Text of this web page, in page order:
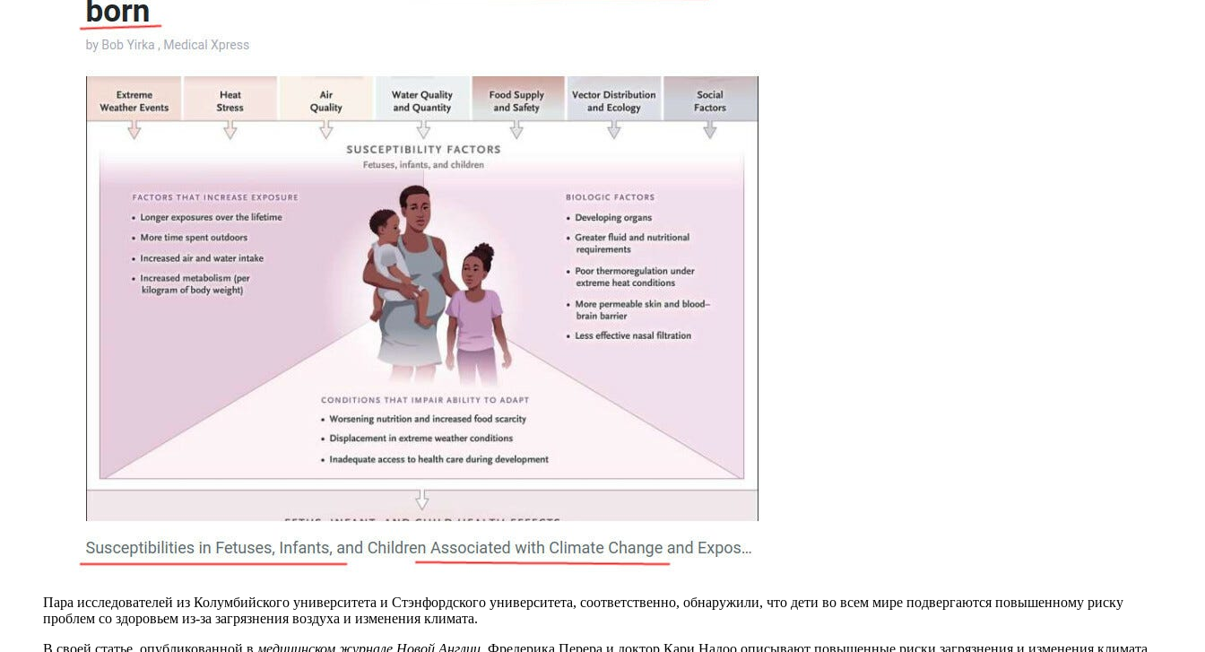
Пара исследователей из Колумбийского университета и Стэнфордского университета, соответственно, обнаружили, что дети во всем мире подвергаются повышенному риску
проблем со здоровьем из-за загрязнения воздуха и изменения климата.
В своей статье, опубликованной в медицинском журнале Новой Англии, Фредерика Перера и доктор Кари Надоо описывают повышенные риски загрязнения и изменения климата